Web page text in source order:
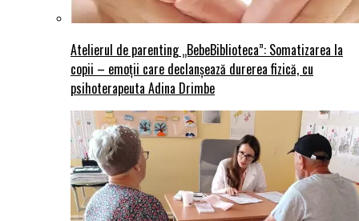
Atelierul de parenting „BebeBiblioteca”: Somatizarea la
copii – emoții care declanșează durerea fizică, cu
psihoterapeuta Adina Drimbe